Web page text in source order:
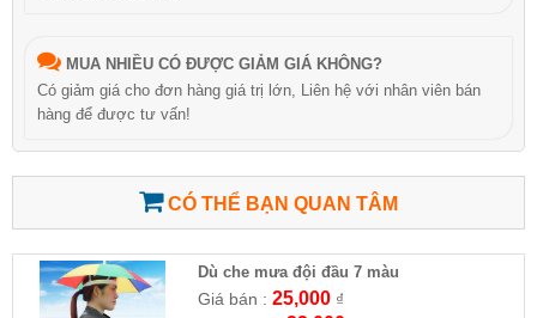
MUA NHIỀU CÓ ĐƯỢC GIẢM GIÁ KHÔNG?
Có giảm giá cho đơn hàng giá trị lớn, Liên hệ với nhân viên bán
hàng để được tư vấn!
CÓ THỂ BẠN QUAN TÂM
Dù che mưa đội đầu 7 màu
Giá bán : 25,000₫